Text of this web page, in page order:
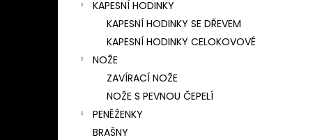
KAPESNÍ HODINKY
KAPESNÍ HODINKY SE DŘEVEM
KAPESNÍ HODINKY CELOKOVOVÉ
NOŽE
ZAVÍRACÍ NOŽE
NOŽE S PEVNOU ČEPELÍ
PENĚŽENKY
BRAŠNY